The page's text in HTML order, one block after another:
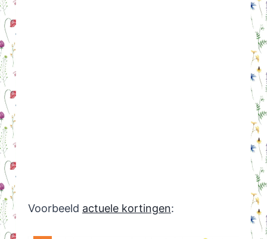
Voorbeeld actuele kortingen: